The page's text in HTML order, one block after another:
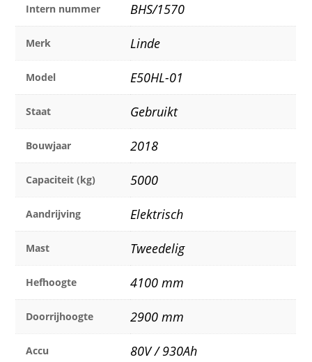
Intern nummer BHS/1570
Merk Linde
Model E50HL-01
Staat Gebruikt
Bouwjaar 2018
Capaciteit (kg) 5000
Aandrijving Elektrisch
Mast Tweedelig
Hefhoogte 4100 mm
Doorrijhoogte 2900 mm
Accu 80V / 930Ah